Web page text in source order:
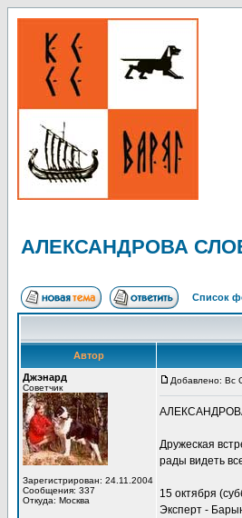
АЛЕКСАНДРОВА
Список
Автор
Джэнард
Советчик
Зарегистрирован: 24.11.2004
Сообщения: 337
Откуда: Москва
Добавлено: Вс
Дружеская
рады видеть
15 октября
Эксперт -